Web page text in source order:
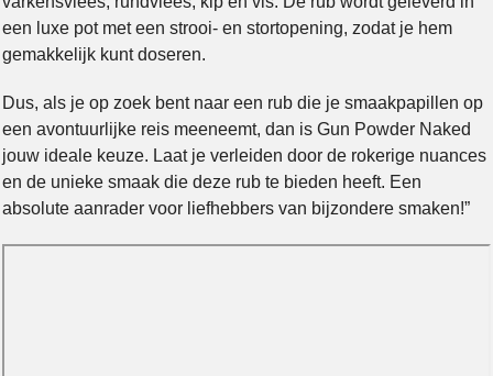
een luxe pot met een strooi- en stortopening, zodat je hem
gemakkelijk kunt doseren.
Dus, als je op zoek bent naar een rub die je smaakpapillen op
een avontuurlijke reis meeneemt, dan is Gun Powder Naked
jouw ideale keuze. Laat je verleiden door de rokerige nuances
en de unieke smaak die deze rub te bieden heeft. Een
absolute aanrader voor liefhebbers van bijzondere smaken!”